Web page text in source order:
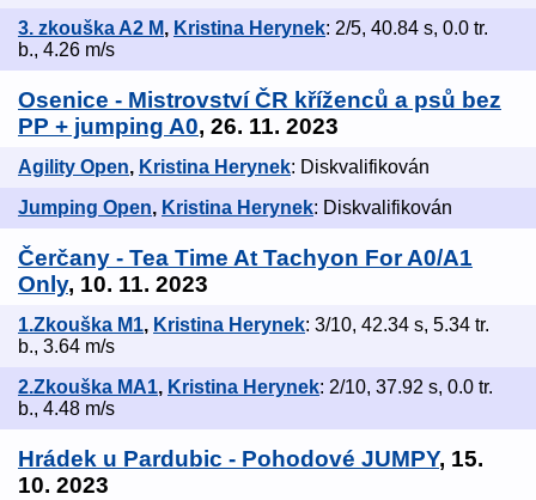
3. zkouška A2 M, Kristina Herynek: 2/5, 40.84 s, 0.0 tr.
b., 4.26 m/s
Osenice - Mistrovství ČR kříženců a psů bez
PP + jumping A0, 26. 11. 2023
Agility Open, Kristina Herynek: Diskvalifikován
Jumping Open, Kristina Herynek: Diskvalifikován
Čerčany - Tea Time At Tachyon For A0/A1
Only, 10. 11. 2023
1.Zkouška M1, Kristina Herynek: 3/10, 42.34 s, 5.34 tr.
b., 3.64 m/s
2.Zkouška MA1, Kristina Herynek: 2/10, 37.92 s, 0.0 tr.
b., 4.48 m/s
Hrádek u Pardubic - Pohodové JUMPY, 15.
10. 2023